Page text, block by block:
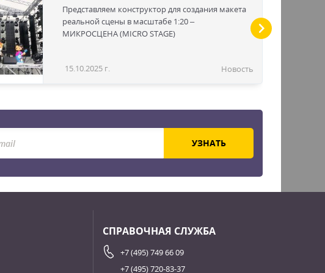
Представляем конструктор для создания макета
реальной сцены в масштабе 1:20 –
МИКРОСЦЕНА (MICRO STAGE)
15.10.2025 г. Новость
УЗНАТЬ
СПРАВОЧНАЯ СЛУЖБА
+7 (495) 749 66 09
+7 (495) 720-83-37